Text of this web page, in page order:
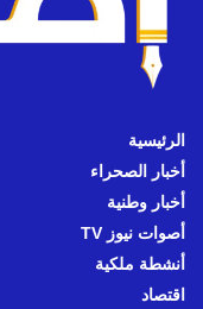
الرئيسية
أخبار الصحراء
أخبار وطنية
أصوات نيوز TV
أنشطة ملكية
اقتصاد